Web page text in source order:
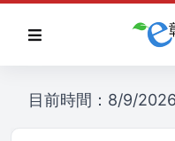
目前時間：8/9/